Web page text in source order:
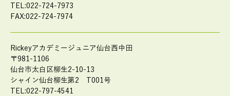
TEL:022-724-7973
FAX:022-724-7974
Rickeyアカデミージュニア仙台西中田
〒981-1106
仙台市太白区柳生2-10-13
シャイン仙台柳生第2 T001号
TEL:022-797-4541